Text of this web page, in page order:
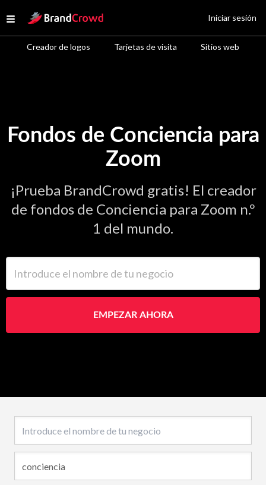
Open menu
Site Logo
Creador de logos Tarjetas de visita Sitios web
Iniciar sesión
Fondos de Conciencia para
Zoom
¡Prueba BrandCrowd gratis! El creador
de fondos de Conciencia para Zoom n.º
1 del mundo.
EMPEZAR AHORA